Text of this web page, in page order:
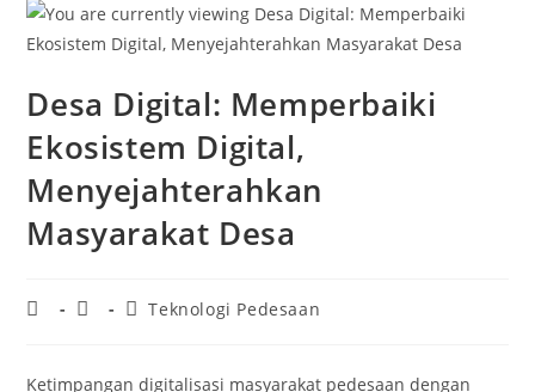
Desa Digital: Memperbaiki
Ekosistem Digital,
Menyejahterahkan
Masyarakat Desa
Teknologi Pedesaan
Ketimpangan digitalisasi masyarakat pedesaan dengan